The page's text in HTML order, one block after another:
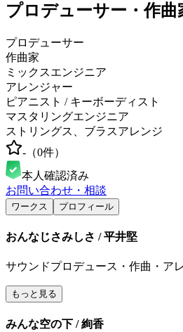
プロデューサー・作
プロデューサー
作曲家
ミックスエンジニア
アレンジャー
ピアニスト / キーボーディスト
マスタリングエンジニア
ストリングス、ブラスアレンジ
- （0件）
本人確認済み
お問い合わせ・相談
ワークス プロフィール
おんなじさみしさ / 平井堅
サウンドプロデュース・作曲・ア
もっと見る
みんな空の下 / 絢香